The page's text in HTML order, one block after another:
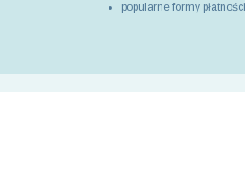
popularne formy płatności